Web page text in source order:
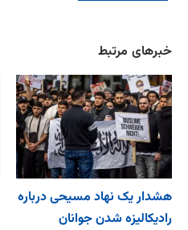
خبرهای مرتبط
هشدار یک نهاد مسیحی درباره
رادیکالیزه شدن جوانان